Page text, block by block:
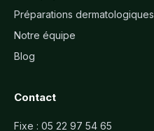
Préparations dermatologiques
Notre équipe
Blog
Contact
Fixe : 05 22 97 54 65